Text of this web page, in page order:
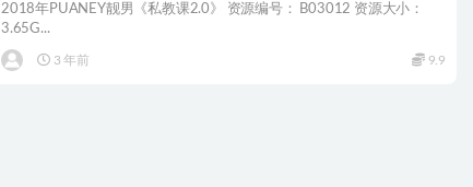
2018年PUANEY靓男《私教课2.0》 资源编号： B03012 资源大小：
3.65G...
3 年前 9.9